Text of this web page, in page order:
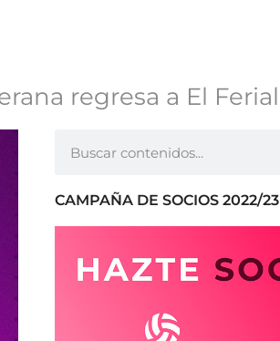
regresa a El Ferial
CAMPAÑA DE SOCIOS 2022/23